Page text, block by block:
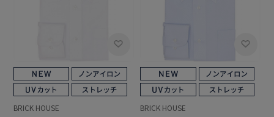
BRICK HOUSE BRICK HOUSE